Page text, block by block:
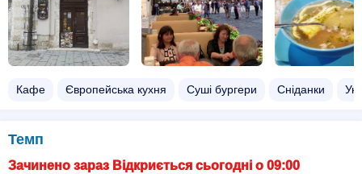
Кафе Європейська кухня Суші бургери Сніданки
Темп
Зачинено зараз Відкриється сьогодні о 09:00